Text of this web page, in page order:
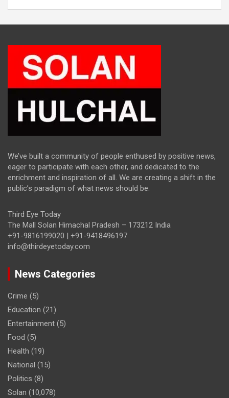
We’ve built a community of people enthused by positive news,
eager to participate with each other, and dedicated to the
enrichment and inspiration of all. We are creating a shift in the
public’s paradigm of what news should be.
Third Eye Today
The Mall Solan Himachal Pradesh – 173212 India
+91-9816199020 | +91-9418496197
info@thirdeyetoday.com
News Categories
Crime (5)
Education (21)
Entertainment (5)
Food (5)
Health (19)
National (15)
Politics (8)
Solan (10,078)